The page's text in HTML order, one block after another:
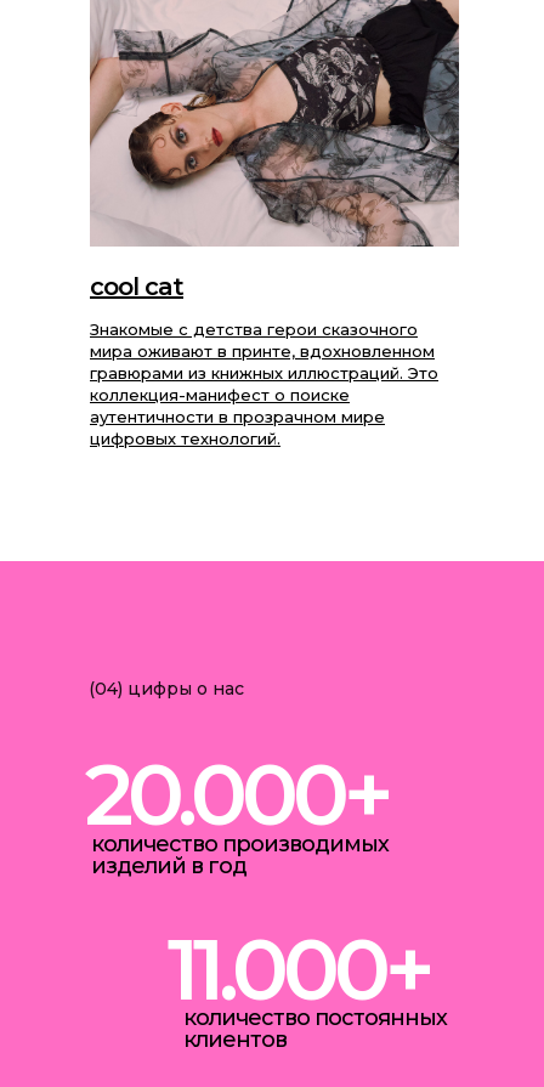
cool cat
Знакомые с детства герои сказочного
мира оживают в принте, вдохновленном
гравюрами из книжных иллюстраций. Это
коллекция-манифест о поиске
аутентичности в прозрачном мире
цифровых технологий.
11.000+
количество постоянных
клиентов
20.000+
количество производимых
изделий в год
(04) цифры о нас